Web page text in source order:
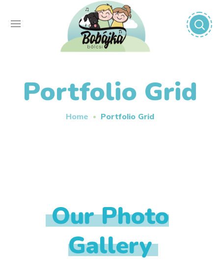
Portfolio Grid
Home Portfolio Grid
Our Photo
Gallery​